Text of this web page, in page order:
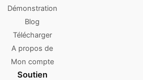
Démonstration
Blog
Télécharger
A propos de
Mon compte
Soutien